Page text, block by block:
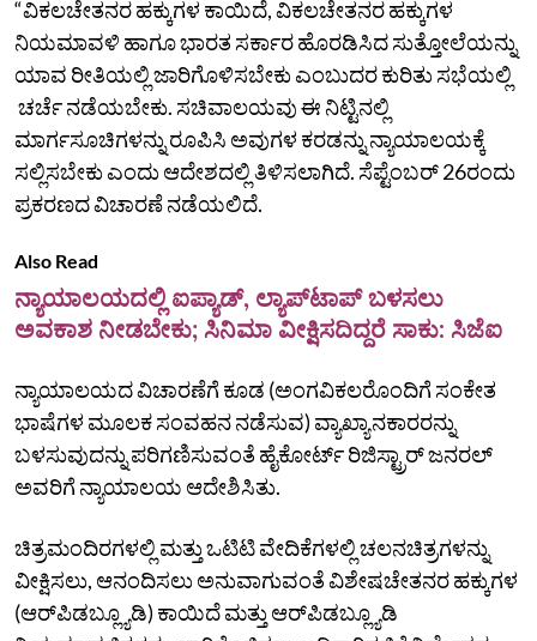
“ವಿಕಲಚೇತನರ ಹಕ್ಕುಗಳ ಕಾಯಿದೆ, ವಿಕಲಚೇತನರ ಹಕ್ಕುಗಳ
ನಿಯಮಾವಳಿ ಹಾಗೂ ಭಾರತ ಸರ್ಕಾರ ಹೊರಡಿಸಿದ ಸುತ್ತೋಲೆಯನ್ನು
ಯಾವ ರೀತಿಯಲ್ಲಿ ಜಾರಿಗೊಳಿಸಬೇಕು ಎಂಬುದರ ಕುರಿತು ಸಭೆಯಲ್ಲಿ
ಚರ್ಚೆ ನಡೆಯಬೇಕು. ಸಚಿವಾಲಯವು ಈ ನಿಟ್ಟಿನಲ್ಲಿ
ಮಾರ್ಗಸೂಚಿಗಳನ್ನು ರೂಪಿಸಿ ಅವುಗಳ ಕರಡನ್ನು ನ್ಯಾಯಾಲಯಕ್ಕೆ
ಸಲ್ಲಿಸಬೇಕು ಎಂದು ಆದೇಶದಲ್ಲಿ ತಿಳಿಸಲಾಗಿದೆ. ಸೆಪ್ಟೆಂಬರ್ 26ರಂದು
ಪ್ರಕರಣದ ವಿಚಾರಣೆ ನಡೆಯಲಿದೆ.
Also Read
ನ್ಯಾಯಾಲಯದಲ್ಲಿ ಐಪ್ಯಾಡ್, ಲ್ಯಾಪ್‌ಟಾಪ್‌ ಬಳಸಲು
ಅವಕಾಶ ನೀಡಬೇಕು; ಸಿನಿಮಾ ವೀಕ್ಷಿಸದಿದ್ದರೆ ಸಾಕು: ಸಿಜೆಐ
ನ್ಯಾಯಾಲಯದ ವಿಚಾರಣೆಗೆ ಕೂಡ (ಅಂಗವಿಕಲರೊಂದಿಗೆ ಸಂಕೇತ
ಭಾಷೆಗಳ ಮೂಲಕ ಸಂವಹನ ನಡೆಸುವ) ವ್ಯಾಖ್ಯಾನಕಾರರನ್ನು
ಬಳಸುವುದನ್ನು ಪರಿಗಣಿಸುವಂತೆ ಹೈಕೋರ್ಟ್‌ ರಿಜಿಸ್ಟ್ರಾರ್‌ ಜನರಲ್‌
ಅವರಿಗೆ ನ್ಯಾಯಾಲಯ ಆದೇಶಿಸಿತು.
ಚಿತ್ರಮಂದಿರಗಳಲ್ಲಿ ಮತ್ತು ಒಟಿಟಿ ವೇದಿಕೆಗಳಲ್ಲಿ ಚಲನಚಿತ್ರಗಳನ್ನು
ವೀಕ್ಷಿಸಲು, ಆನಂದಿಸಲು ಅನುವಾಗುವಂತೆ ವಿಶೇಷಚೇತನರ ಹಕ್ಕುಗಳ
(ಆರ್‌ಪಿಡಬ್ಲ್ಯೂಡಿ) ಕಾಯಿದೆ ಮತ್ತು ಆರ್‌ಪಿಡಬ್ಲ್ಯೂಡಿ